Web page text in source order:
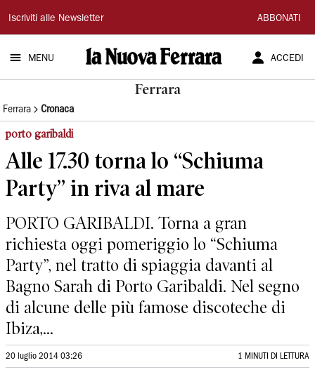
La
Nuova
Ferrara
Iscriviti alle Newsletter ABBONATI
MENU ACCEDI
Ferrara
Ferrara Cronaca
porto garibaldi
Alle 17.30 torna lo “Schiuma
Party” in riva al mare
PORTO GARIBALDI. Torna a gran
richiesta oggi pomeriggio lo “Schiuma
Party”, nel tratto di spiaggia davanti al
Bagno Sarah di Porto Garibaldi. Nel segno
di alcune delle più famose discoteche di
Ibiza,...
20 luglio 2014 03:26 1 MINUTI DI LETTURA